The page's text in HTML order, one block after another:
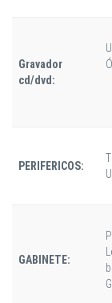
Gravador
cd/dvd:
PERIFERICOS:
GABINETE: